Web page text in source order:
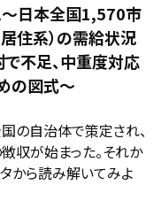
日本全国1,570市
住系）の需給状況
不足、中重度対応
の図式～
の自治体で策定され、
収が始まった。それか
から読み解いてみよ